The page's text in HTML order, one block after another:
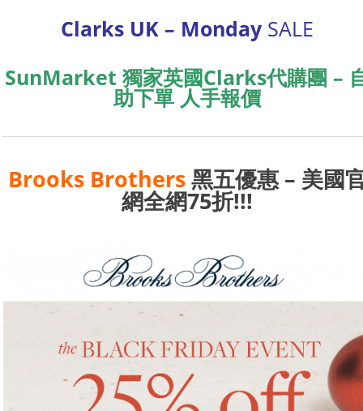
Clarks UK – Monday SALE
SunMarket 獨家英國Clarks代購團 –
助下單 人手報價
Brooks Brothers黑五優惠 – 美國
網全網75折!!!